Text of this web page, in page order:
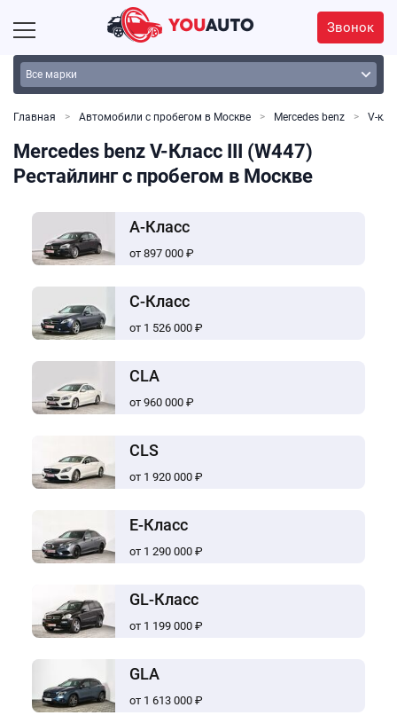
Звонок
Главная Автомобили с пробегом в Москве Mercedes benz V-
Mercedes benz V-Класс III (W447)
Рестайлинг с пробегом в Москве
A-Класс
от 897 000 ₽
C-Класс
от 1 526 000 ₽
CLA
от 960 000 ₽
CLS
от 1 920 000 ₽
E-Класс
от 1 290 000 ₽
GL-Класс
от 1 199 000 ₽
GLA
от 1 613 000 ₽